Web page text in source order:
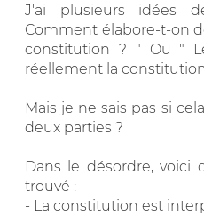
J'ai plusieurs idées
Comment élabore-t-on
constitution ? " Ou "
réellement la
Mais je ne sais pas si
deux parties ?
Dans le désordre, voici
trouvé :
- La constitution est